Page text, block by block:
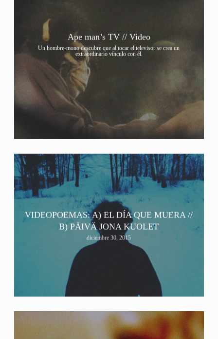
Ape man’s TV // Video
Un hombre-mono descubre que al tocar el televisor se crea un
extraordinario vínculo con él.
VIDEOPOEMAS: A) EL DÍA QUE MUERA //
B) PÄIVÄ JONA KUOLET
diciembre 30, 2015